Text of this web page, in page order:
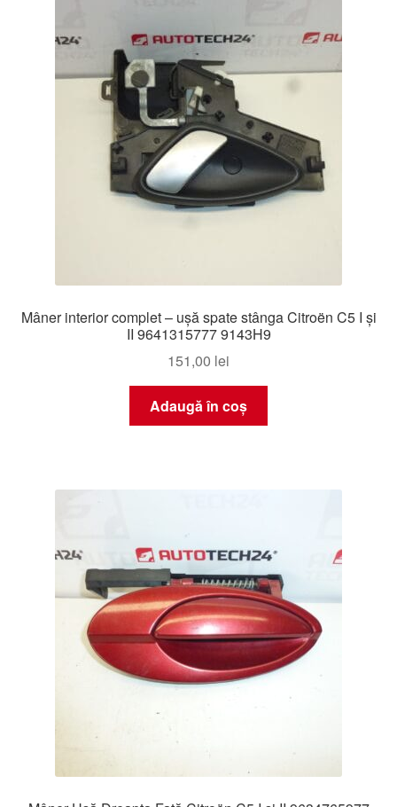
Mâner interior complet – ușă spate stânga Citroën C5 I și
II 9641315777 9143H9
151,00 lei
Adaugă în coș